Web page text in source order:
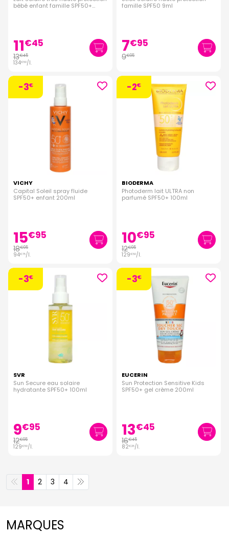
bébé enfant famille SPF50+
11€45
13€45
134€50/l.
famille SPF50 9ml
7€95
9€95
-3€
VICHY
Capital Soleil spray fluide
SPF50+ enfant 200ml
15€95
18€95
94€75/l.
-2€
BIODERMA
Photoderm lait ULTRA non
parfumé SPF50+ 100ml
10€95
12€95
129€50/l.
-3€
SVR
Sun Secure eau solaire
hydratante SPF50+ 100ml
9€95
12€95
129€50/l.
-3€
EUCERIN
Sun Protection Sensitive Kids
SPF50+ gel crème 200ml
13€45
16€45
82€25/l.
1 2 3 4
MARQUES